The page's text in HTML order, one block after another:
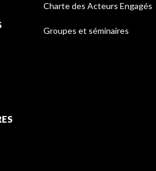
Charte des Acteurs Engagés
Groupes et séminaires